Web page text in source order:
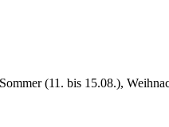
(11. bis 15.08.),